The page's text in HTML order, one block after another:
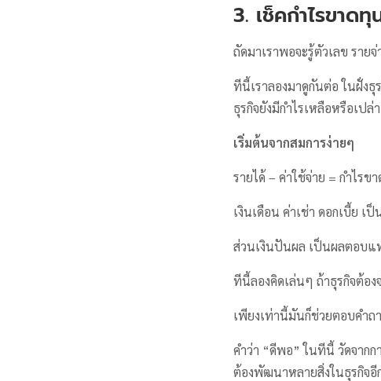
3. เช็คกำไรขาด
ถัดมาเราพอจะรู้ตัวเลข ราย
ทีนี้เราลองมาดูกันต่อ ในฝั่ง
ธุรกิจยังมีกำไรเหลือหรือเปล่า
เริ่มต้นจากสมการง่ายๆ
รายได้ – ค่าใช้จ่าย = กำไรข
เงินเดือน ค่าเช่า ดอกเบี้ย เ
ส่วนเงินปันผล เป็นผลตอบแ
ทีนี้ลองคิดเล่นๆ ถ้าธุรกิจต้อง
เพียงเท่านี้มันก็ช่วยตอบคำถ
คำว่า “ดีพอ” ในทีนี้ วัดจาก
ต้องพัฒนาหลายสิ่งในธุรกิจอี